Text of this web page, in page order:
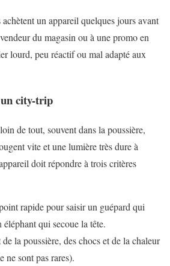
un appareil quelques jours avant
du magasin ou à une promo en
lourd, peu réactif ou mal adapté aux
un city-trip
de tout, souvent dans la poussière,
vite et une lumière très dure à
doit répondre à trois critères
rapide pour saisir un guépard qui
qui secoue la tête.
la poussière, des chocs et de la chaleur
ne sont pas rares).